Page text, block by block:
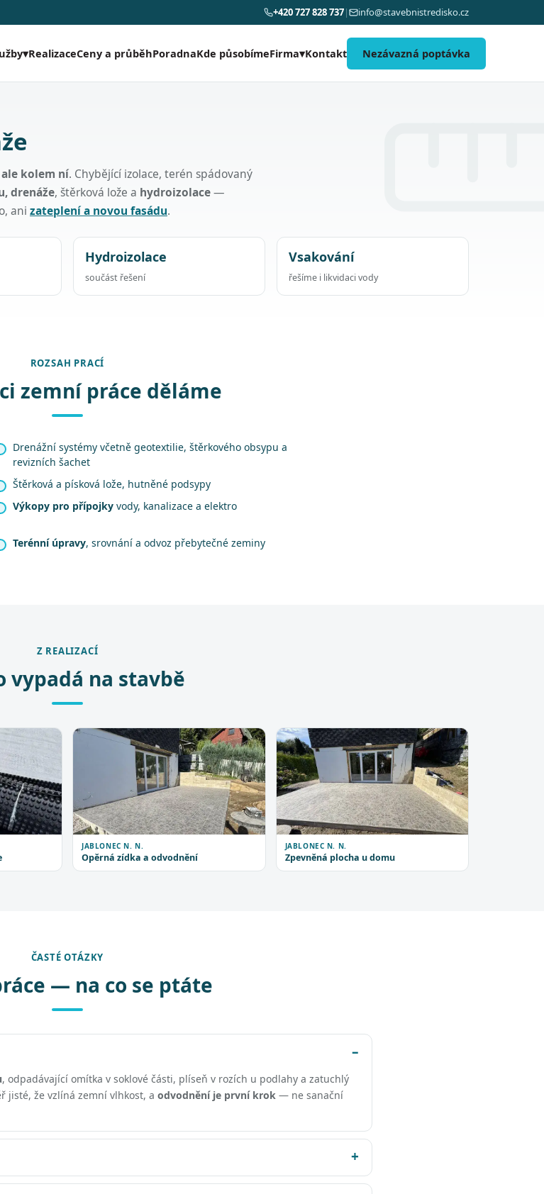
+420 727 828 737| info@stavebnistredisko.cz
▾RealizaceCeny a průběhPoradnaKde působímeFirma▾Kontakt Nezávazná poptávka
kolem ní. Chybějící izolace, terén spádovaný
drenáže, štěrková lože a hydroizolace—
ani zateplení a novou fasádu.
Hydroizolace
součást řešení
Vsakování
řešíme i likvidaci vody
ROZSAH PRACÍ
zemní práce děláme
Drenážní systémy včetně geotextilie, štěrkového obsypu a
revizních šachet
Štěrková a písková lože, hutněné podsypy
Výkopy pro přípojky vody, kanalizace a elektro
Terénní úpravy, srovnání a odvoz přebytečné zeminy
Z REALIZACÍ
vypadá na stavbě
JABLONEC N. N.
Opěrná zídka a odvodnění
JABLONEC N. N.
Zpevněná plocha u domu
ČASTÉ OTÁZKY
— na co se ptáte
, odpadávající omítka v soklové části, plíseň v rozích u podlahy a zatuchlý
jisté, že vzlíná zemní vlhkost, a odvodnění je první krok — ne sanační